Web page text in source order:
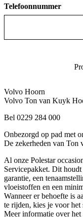
Telefoonnummer
Volvo Hoorn
Volvo Ton van Kuyk
Bel 0229 284 000
Onbezorgd op pad met
De zekerheden van Ton
Al onze Polestar
Servicepakket. Dit
garantie, een
vloeistoffen en een
Wanneer er behoefte is
te rijden, kies je voor het
Meer informatie over